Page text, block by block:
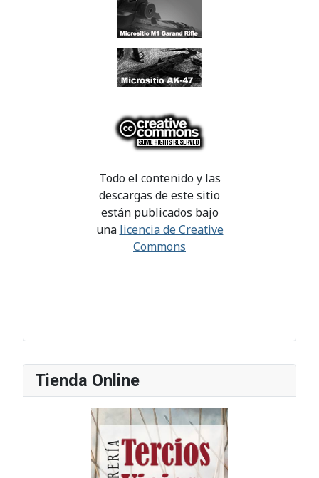
Tienda Online
Todo el contenido y las
descargas de este sitio
están publicados bajo
una licencia de Creative
Commons